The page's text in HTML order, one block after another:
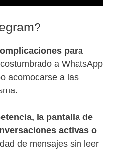
para
a WhatsApp
acomodarse a las
la pantalla de
activas o
de mensajes sin leer